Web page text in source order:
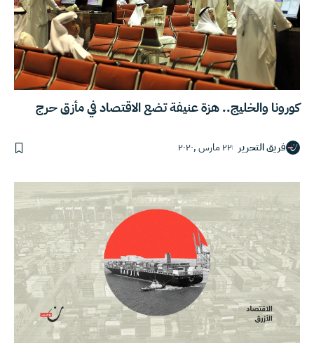
كورونا والخليج.. هزة عنيفة تضع الاقتصاد في مأزق حرج
فريق التحرير ٢٢ مارس ,٢٠٢٠